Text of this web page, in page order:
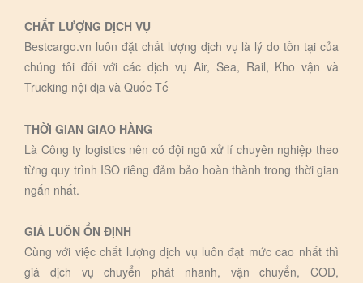
CHẤT LƯỢNG DỊCH VỤ
Bestcargo.vn luôn đặt chất lượng dịch vụ là lý do tồn tại của
chúng tôi đối với các dịch vụ Air, Sea, Rail, Kho vận và
Trucking nội địa và Quốc Tế
THỜI GIAN GIAO HÀNG
Là Công ty logistics nên có đội ngũ xử lí chuyên nghiệp theo
từng quy trình ISO riêng đảm bảo hoàn thành trong thời gian
ngắn nhất.
GIÁ LUÔN ỔN ĐỊNH
Cùng với việc chất lượng dịch vụ luôn đạt mức cao nhất thì
giá dịch vụ chuyển phát nhanh, vận chuyển, COD,